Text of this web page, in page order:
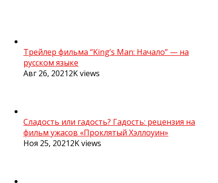
Трейлер фильма “King’s Man: Начало” — на
русском языке
Авг 26, 20212Kviews
Сладость или гадость? Гадость: рецензия на
фильм ужасов «Проклятый Хэллоуин»
Ноя 25, 20212Kviews